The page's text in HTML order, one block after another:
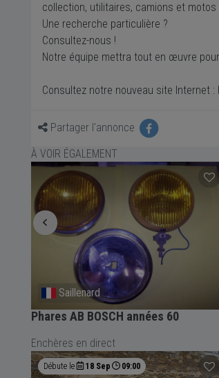
collection, utilitaires, camions et
Une recherche particulière ?
Consultez-nous !
Notre équipe mettra tout en œuvre
Consultez notre nouveau site Internet
Partager l'annonce
À VOIR ÉGALEMENT
Saillenard
Phares AB BOSCH années 60
Enchères en direct
Débute le 18 Sep 09:00